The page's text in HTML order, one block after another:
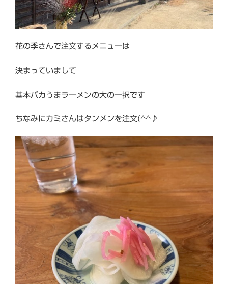
花の季さんで注文するメニューは
決まっていまして
基本バカうまラーメンの大の一択です
ちなみにカミさんはタンメンを注文(^^♪